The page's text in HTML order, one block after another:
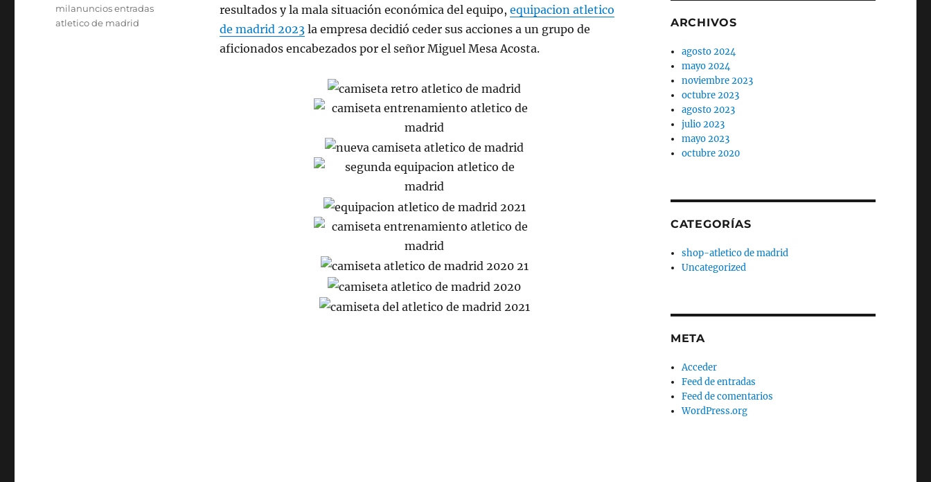
resultados y la mala situación económica del equipo, equipacion atletico
de madrid 2023la empresa decidió ceder sus acciones a un grupo de
aficionados encabezados por el señor Miguel Mesa Acosta.
milanuncios entradas
atletico de madrid
ARCHIVOS
agosto 2024
mayo 2024
noviembre 2023
octubre 2023
agosto 2023
julio 2023
mayo 2023
octubre 2020
CATEGORÍAS
shop-atletico de madrid
Uncategorized
META
Acceder
Feed de entradas
Feed de comentarios
WordPress.org